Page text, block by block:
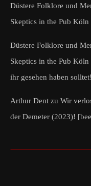
Düstere Folklore und
Skeptics in the Pub Köln
Düstere Folklore und
Skeptics in the Pub Köln
ihr gesehen haben solltet!
Arthur Dent zu Wir
der Demeter (2023)!